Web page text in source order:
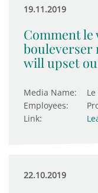
19.11.2019
Comment le
bouleverser
will upset
Media Name:
Employees:
Link:
22.10.2019